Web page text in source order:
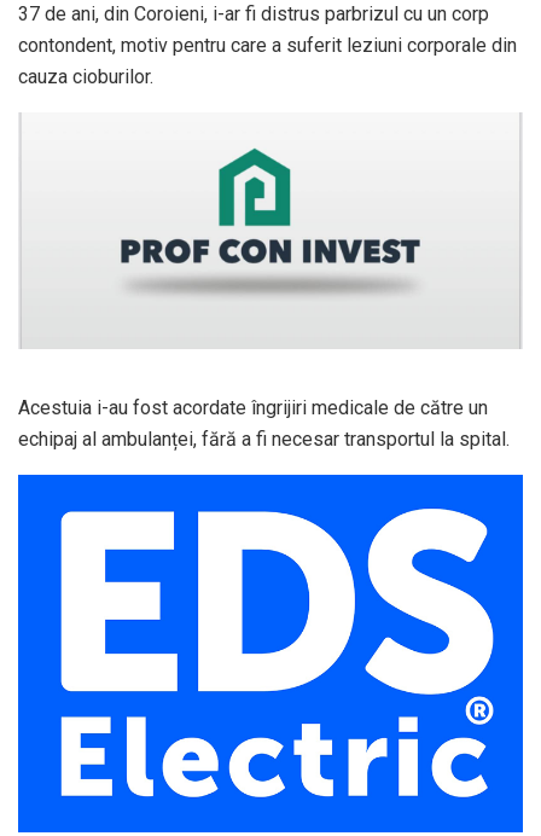
37 de ani, din Coroieni, i-ar fi distrus parbrizul cu un corp
contondent, motiv pentru care a suferit leziuni corporale din
cauza cioburilor.
Acestuia i-au fost acordate îngrijiri medicale de către un
echipaj al ambulanței, fără a fi necesar transportul la spital.